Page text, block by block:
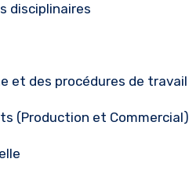
disciplinaires
et des procédures de travail
(Production et Commercial)